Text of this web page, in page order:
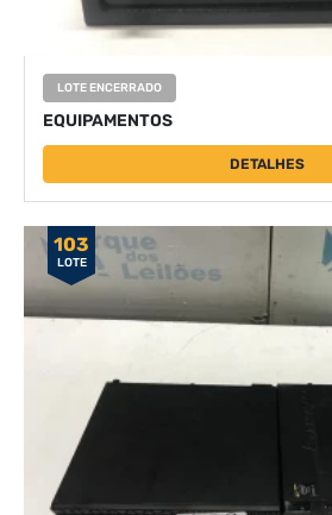
LOTE ENCERRADO
EQUIPAMENTOS
DETALHES
103
LOTE